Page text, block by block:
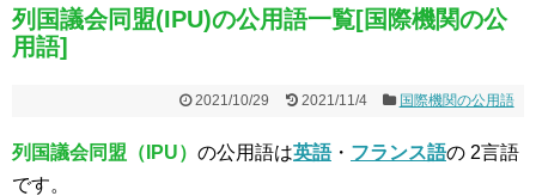
列国議会同盟(IPU)の公用語一覧[国際機関の公
用語]
2021/10/29 2021/11/4 国際機関の公用語
列国議会同盟（IPU） の公用語は英語・ フランス語の 2言語
です。